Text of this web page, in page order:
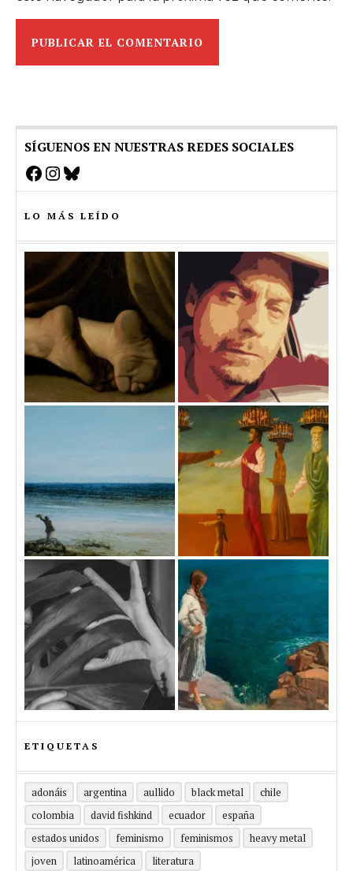
SÍGUENOS EN NUESTRAS REDES SOCIALES
Facebook
Instagram
Bluesky
LO MÁS LEÍDO
ETIQUETAS
adonáis argentina aullido black metal
chile
colombia
david fishkind ecuador
españa
estados unidos
feminismo feminismos
heavy metal
joven
latinoamérica
literatura